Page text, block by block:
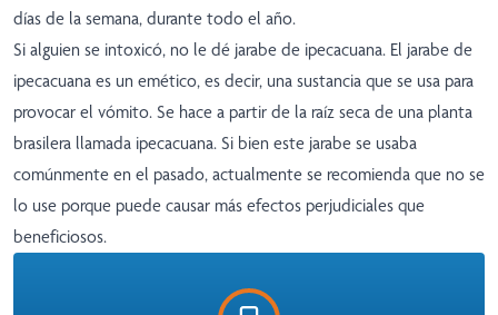
días de la semana, durante todo el año.
Si alguien se intoxicó, no le dé jarabe de ipecacuana. El jarabe de
ipecacuana es un emético, es decir, una sustancia que se usa para
provocar el vómito. Se hace a partir de la raíz seca de una planta
brasilera llamada ipecacuana. Si bien este jarabe se usaba
comúnmente en el pasado, actualmente se recomienda que no se
lo use porque puede causar más efectos perjudiciales que
beneficiosos.